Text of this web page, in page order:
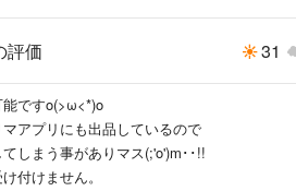
評価 31
ですo(>ω<*)o
アプリにも出品しているので
しまう事がありマス(;'o')m･･!!
付けません。